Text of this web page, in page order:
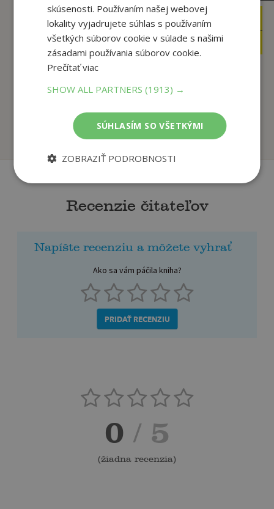
15 ,90 €
5,95 €
Tajomstvá slávnych
Opica škorica - Hravé
Recenzie čitateľov
Napíšte recenziu a môžete vyhrať
Ako sa vám páčila kniha?
PRIDAŤ RECENZIU
0 / 5
(žiadna recenzia)
skúsenosti. Používaním našej webovej
lokality vyjadrujete súhlas s používaním
všetkých súborov cookie v súlade s našimi
zásadami používania súborov cookie.
Prečítať viac
SHOW ALL PARTNERS(1913) →
SÚHLASÍM SO VŠETKÝMI
ZOBRAZIŤ PODROBNOSTI